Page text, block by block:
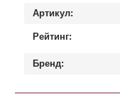
Артикул:
Рейтинг:
Бренд: